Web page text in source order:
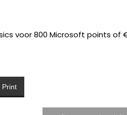
voor 800 Microsoft points of
Print